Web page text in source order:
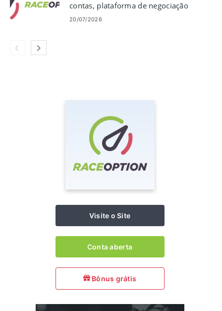
contas, plataforma de negociação
e taxas
20/07/2026
Visite o Site
Conta aberta
Bônus grátis